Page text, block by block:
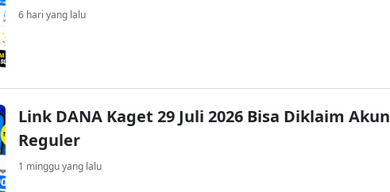
6 hari yang lalu
Link DANA Kaget 29 Juli 2026 Bisa Diklaim Akun
Reguler
1 minggu yang lalu